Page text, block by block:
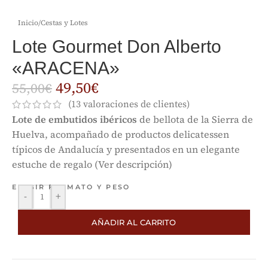
Inicio/Cestas y Lotes
Lote Gourmet Don Alberto
«ARACENA»
55,00€ 49,50€
(13 valoraciones de clientes)
Lote de embutidos ibéricos de bellota de la Sierra de
Huelva, acompañado de productos delicatessen
típicos de Andalucía y presentados en un elegante
estuche de regalo (Ver descripción)
ELEGIR FORMATO Y PESO
- +
AÑADIR AL CARRITO